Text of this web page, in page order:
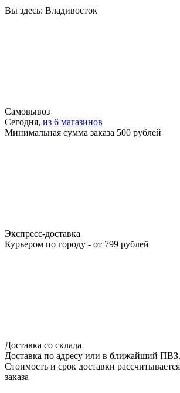
Вы здесь: Владивосток
Самовывоз
Сегодня, из 6 магазинов
Минимальная сумма заказа 500 рублей
Экспресс-доставка
Курьером по городу - от 799 рублей
Доставка со склада
Доставка по адресу или в ближайший ПВЗ.
Стоимость и срок доставки
заказа